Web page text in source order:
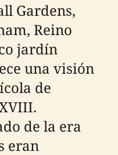
Gardens,
Reino
jardín
una visión
de
de la era
eran